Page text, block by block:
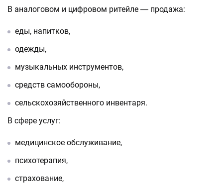
В аналоговом и цифровом ритейле ― продажа:
еды, напитков,
одежды,
музыкальных инструментов,
средств самообороны,
сельскохозяйственного инвентаря.
В сфере услуг:
медицинское обслуживание,
психотерапия,
страхование,